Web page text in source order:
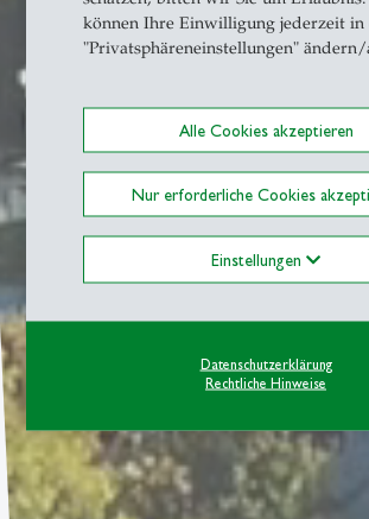
können Ihre Einwilligung jederzeit in
"Privatsphäreneinstellungen" ändern/
Alle Cookies akzeptieren
Nur erforderliche Cookies
Einstellungen
Datenschutzerklärung
Rechtliche Hinweise